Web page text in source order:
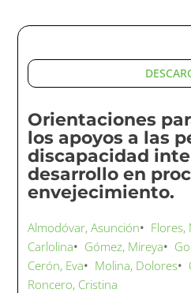
Orientaciones
los apoyos a las
discapacidad
desarrollo en
envejecimiento.
Almodóvar, Asunción• Flores,
Carlolina• Gómez, Mireya•
Cerón, Eva• Molina, Dolores•
Roncero, Cristina